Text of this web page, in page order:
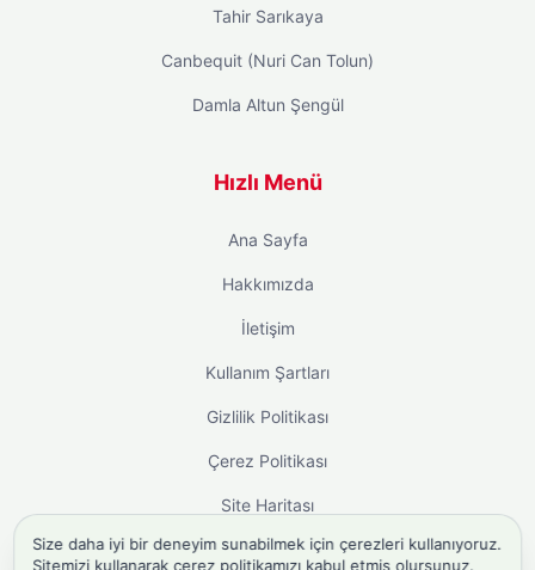
Tahir Sarıkaya
Canbequit (Nuri Can Tolun)
Damla Altun Şengül
Hızlı Menü
Ana Sayfa
Hakkımızda
İletişim
Kullanım Şartları
Gizlilik Politikası
Çerez Politikası
Site Haritası
Size daha iyi bir deneyim sunabilmek için çerezleri kullanıyoruz.
Sitemizi kullanarak çerez politikamızı kabul etmiş olursunuz.